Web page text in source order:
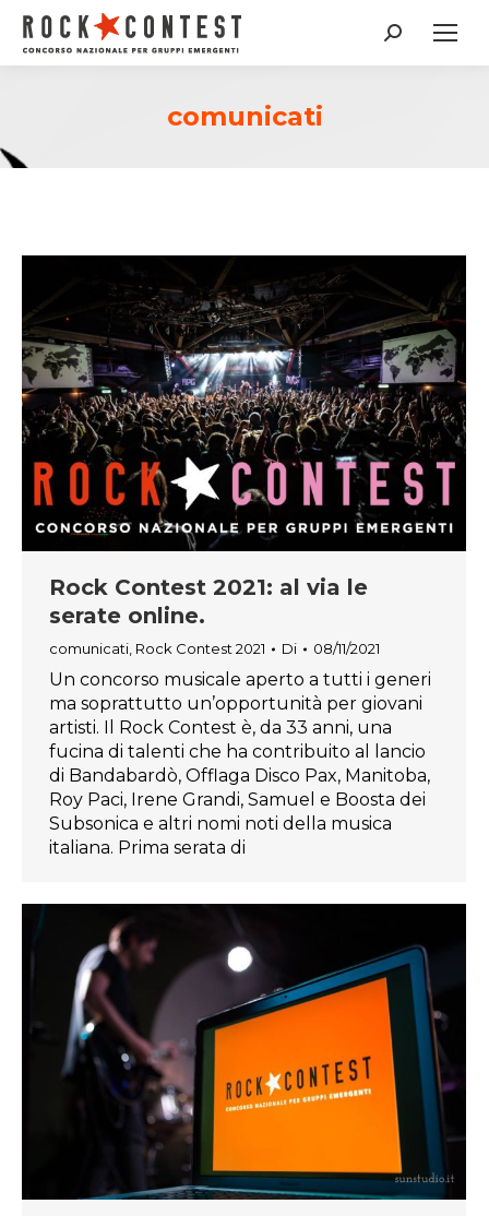
Cerca:
comunicati
Rock Contest 2021: al via le
serate online.
comunicati Rock Contest 2021 Di 08/11/2021
Un concorso musicale aperto a tutti i generi
ma soprattutto un’opportunità per giovani
artisti. Il Rock Contest è, da 33 anni, una
fucina di talenti che ha contribuito al lancio
di Bandabardò, Offlaga Disco Pax, Manitoba,
Roy Paci, Irene Grandi, Samuel e Boosta dei
Subsonica e altri nomi noti della musica
italiana. Prima serata di